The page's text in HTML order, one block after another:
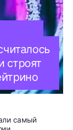
строят
самый